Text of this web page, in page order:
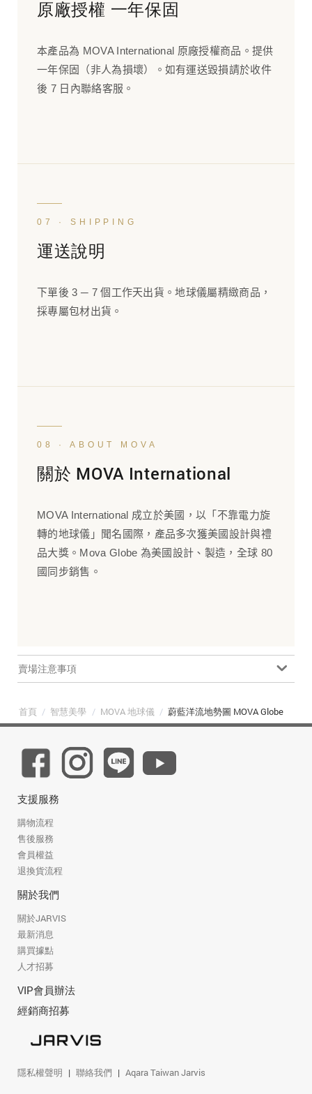
原廠授權 一年保固
本產品為 MOVA International 原廠授權商品。提供
一年保固（非人為損壞）。如有運送毀損請於收件
後 7 日內聯絡客服。
07 · SHIPPING
運送說明
下單後 3 ─ 7 個工作天出貨。地球儀屬精緻商品，
採專屬包材出貨。
08 · ABOUT MOVA
關於 MOVA International
MOVA International 成立於美國，以「不靠電力旋
轉的地球儀」聞名國際，產品多次獲美國設計與禮
品大獎。Mova Globe 為美國設計、製造，全球 80
國同步銷售。
賣場注意事項
首頁 / 智慧美學 / MOVA 地球儀 / 蔚藍洋流地勢圖 MOVA Globe
支援服務
購物流程
售後服務
會員權益
退換貨流程
關於我們
關於JARVIS
最新消息
購買據點
人才招募
VIP會員辦法
經銷商招募
隱私權聲明 聯絡我們 Aqara Taiwan Jarvis